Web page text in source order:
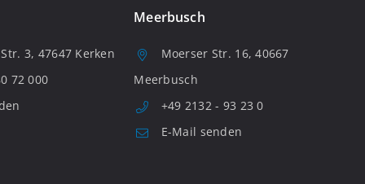
3, 47647 Kerken
72 000
Meerbusch
Moerser Str. 16, 40667
Meerbusch
+49 2132 - 93 23 0
E-Mail senden